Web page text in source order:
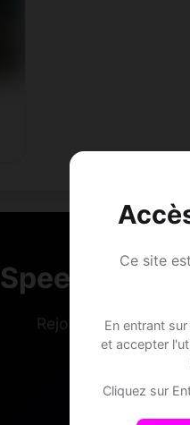
Ce site
En entrant
et accepter
Cliquez sur
Speed
Rejoins les